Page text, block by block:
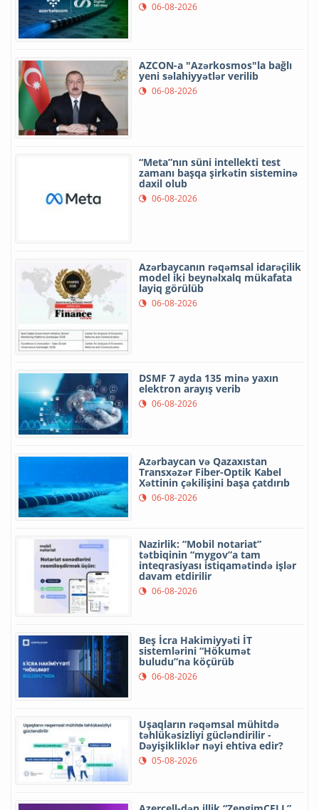
06-08-2026
AZCON-a "Azərkosmos"la bağlı
yeni səlahiyyətlər verilib
06-08-2026
“Meta”nın süni intellekti test
zamanı başqa şirkətin sisteminə
daxil olub
06-08-2026
Azərbaycanın rəqəmsal idarəçilik
model iki beynəlxalq mükafata
layiq görülüb
06-08-2026
DSMF 7 ayda 135 minə yaxın
elektron arayış verib
06-08-2026
Azərbaycan və Qazaxıstan
Transxəzər Fiber-Optik Kabel
Xəttinin çəkilişini başa çatdırıb
06-08-2026
Nazirlik: “Mobil notariat”
tətbiqinin “mygov”a tam
inteqrasiyası istiqamətində işlər
davam etdirilir
06-08-2026
Beş İcra Hakimiyyəti İT
sistemlərini “Hökumət
buludu”na köçürüb
06-08-2026
Uşaqların rəqəmsal mühitdə
təhlükəsizliyi gücləndirilir -
Dəyişikliklər nəyi ehtiva edir?
05-08-2026